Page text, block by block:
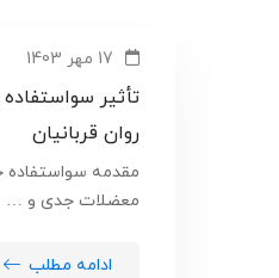
17 مهر 1403
تأثیر
روان قربانیان
مقدمه سواستفاده
معضلات جدی و …
ادامه مطلب